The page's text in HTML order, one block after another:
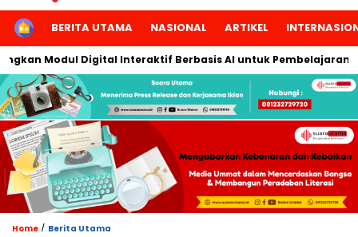
HOMEBERITA UTAMA NASIONAL ARTIKEL
Modul Digital Interaktif Berbasis AI untuk Pembelajaran
Home / Berita Utama